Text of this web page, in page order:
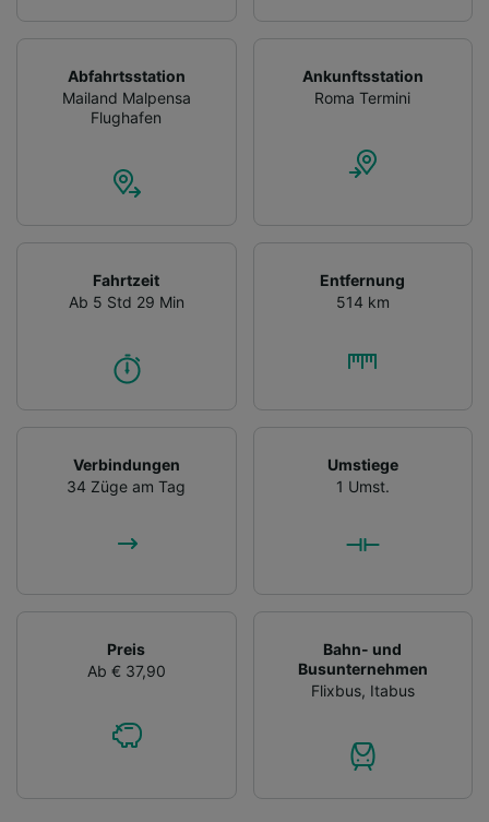
Abfahrtsstation
Mailand Malpensa
Flughafen
Ankunftsstation
Roma Termini
Fahrtzeit
Ab 5 Std 29 Min
Entfernung
514 km
Verbindungen
34 Züge am Tag
Umstiege
1 Umst.
Preis
Ab € 37,90
Bahn- und
Busunternehmen
Flixbus, Itabus